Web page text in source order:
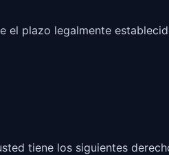
el plazo legalmente
tiene los siguientes